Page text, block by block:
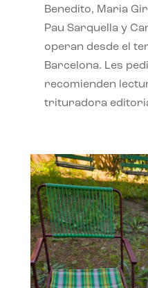
Benedito, Maria
Pau Sarquella y
operan desde el
Barcelona. Les
recomienden
trituradora